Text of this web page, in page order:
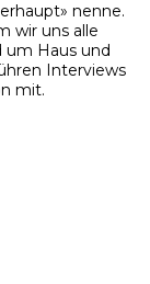
nenne.
wir uns alle
um Haus und
Interviews
mit.